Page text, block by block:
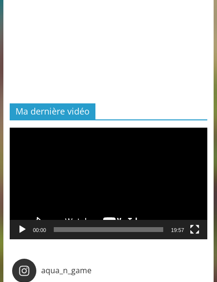
Ma dernière vidéo
00:00 19:57
aqua_n_game